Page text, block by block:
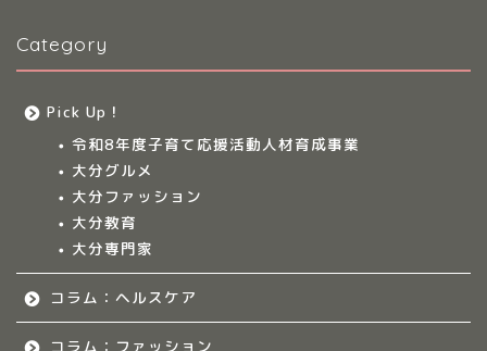
Category
Pick Up！
令和8年度子育て応援活動人材育成事業
大分グルメ
大分ファッション
大分教育
大分専門家
コラム：ヘルスケア
コラム：ファッション
福岡のママ集まれ！につ